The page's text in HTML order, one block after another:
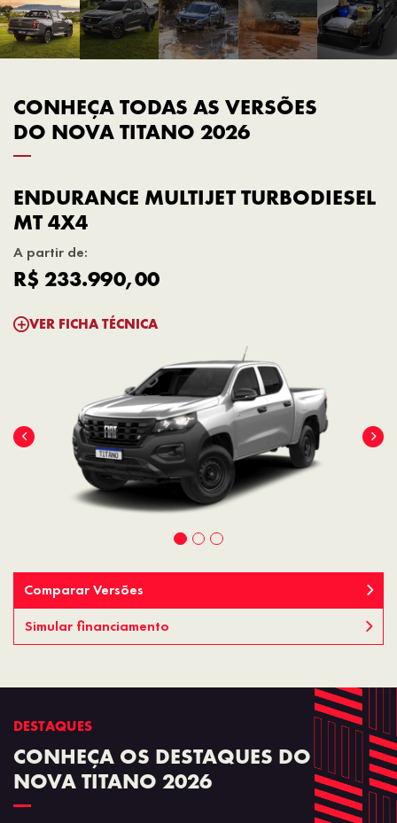
CONHEÇA TODAS AS VERSÕES
DO NOVA TITANO 2026
ENDURANCE MULTIJET TURBODIESEL
MT 4X4
A partir de:
R$ 233.990,00
VER FICHA TÉCNICA
Comparar Versões
Simular financiamento
DESTAQUES
CONHEÇA OS DESTAQUES DO
NOVA TITANO 2026